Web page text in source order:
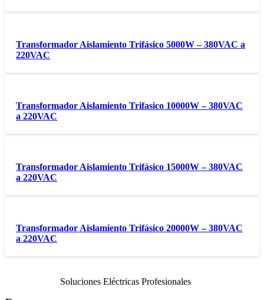
Transformador Aislamiento Trifásico 5000W – 380VAC a
220VAC
Transformador Aislamiento Trifasico 10000W – 380VAC
a 220VAC
Transformador Aislamiento Trifásico 15000W – 380VAC
a 220VAC
Transformador Aislamiento Trifásico 20000W – 380VAC
a 220VAC
Soluciones Eléctricas Profesionales